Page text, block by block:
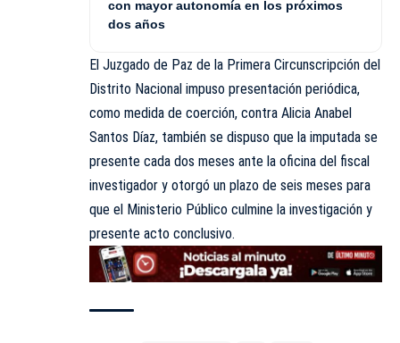
con mayor autonomía en los próximos
dos años
El Juzgado de Paz de la Primera Circunscripción del
Distrito Nacional impuso presentación periódica,
como medida de coerción, contra Alicia Anabel
Santos Díaz, también se dispuso que la imputada se
presente cada dos meses ante la oficina del fiscal
investigador y otorgó un plazo de seis meses para
que el Ministerio Público culmine la investigación y
presente acto conclusivo.